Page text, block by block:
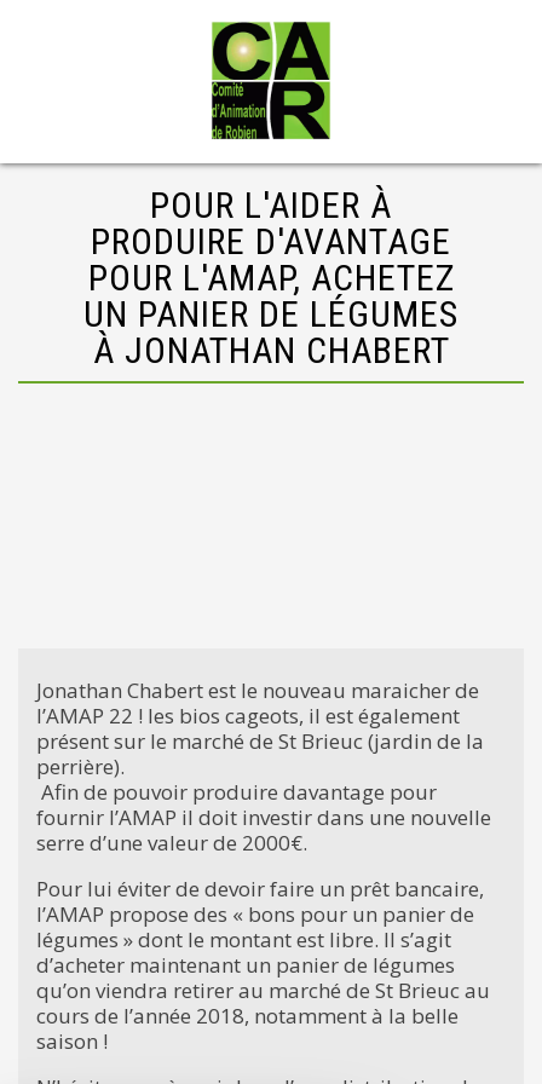
POUR L'AIDER À
PRODUIRE D'AVANTAGE
POUR L'AMAP, ACHETEZ
UN PANIER DE LÉGUMES
À JONATHAN CHABERT
Jonathan Chabert est le nouveau maraicher de
l’AMAP 22 ! les bios cageots, il est également
présent sur le marché de St Brieuc (jardin de la
perrière).
Afin de pouvoir produire davantage pour
fournir l’AMAP il doit investir dans une nouvelle
serre d’une valeur de 2000€.
Pour lui éviter de devoir faire un prêt bancaire,
l’AMAP propose des « bons pour un panier de
légumes » dont le montant est libre. Il s’agit
d’acheter maintenant un panier de légumes
qu’on viendra retirer au marché de St Brieuc au
cours de l’année 2018, notamment à la belle
saison !